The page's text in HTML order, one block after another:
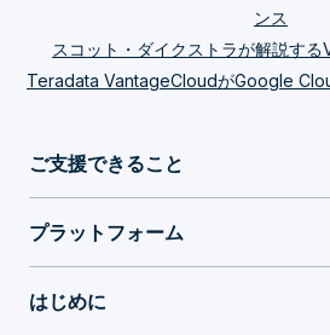
ンス
スコット・ダイクストラが解説す
Teradata VantageCloudがGoogle
ご支援できること
プラットフォーム
はじめに